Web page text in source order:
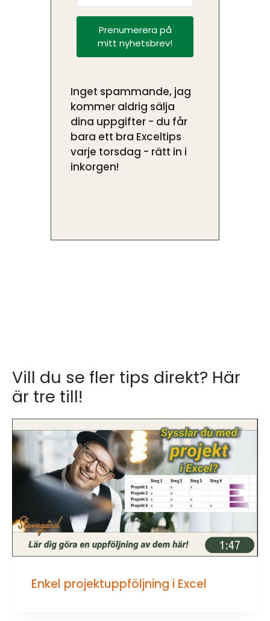
Prenumerera på
mitt nyhetsbrev!
Inget spammande, jag
kommer aldrig sälja
dina uppgifter - du får
bara ett bra Exceltips
varje torsdag - rätt in i
inkorgen!
Vill du se fler tips direkt? Här
är tre till!
Enkel projektuppföljning i Excel